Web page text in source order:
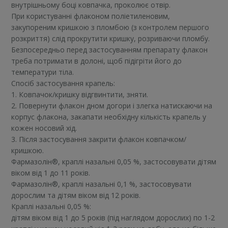
внутрішньому боці ковпачка, проколює отвір.
При користуванні флаконом поліетиленовим,
закупореним кришкою з пломбою (з контролем першого
розкриття) слід прокрутити кришку, розриваючи пломбу.
Безпосередньо перед застосуванням препарату флакон
треба потримати в долоні, щоб підігріти його до
температури тіла.
Спосіб застосування крапель:
1. Ковпачок/кришку відгвинтити, зняти.
2. Повернути флакон дном догори і злегка натискаючи на
корпус флакона, закапати необхідну кількість крапель у
кожен носовий хід.
3. Після застосування закрити флакон ковпачком/
кришкою.
Фармазолін®, краплі назальні 0,05 %, застосовувати дітям
віком від 1 до 11 років.
Фармазолін®, краплі назальні 0,1 %, застосовувати
дорослим та дітям віком від 12 років.
Краплі назальні 0,05 %:
дітям віком від 1 до 5 років (під наглядом дорослих) по 1-2